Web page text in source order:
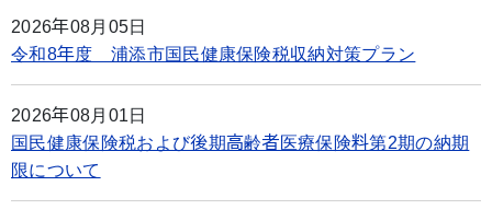
2026年08月05日
令和8年度 浦添市国民健康保険税収納対策プラン
2026年08月01日
国民健康保険税および後期高齢者医療保険料第2期の納期
限について